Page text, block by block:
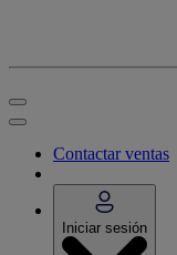
Contactar ventas
Iniciar sesión